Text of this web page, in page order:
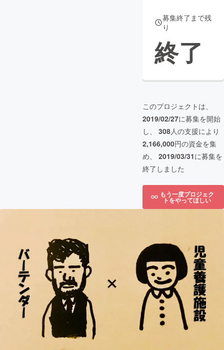
募集終了まで残
り
終了
このプロジェクトは、
2019/02/27に募集を開始
し、 308人の支援により
2,166,000円の資金を集
め、 2019/03/31に募集を
終了しました
もう一度プロジェク
トをやってほしい